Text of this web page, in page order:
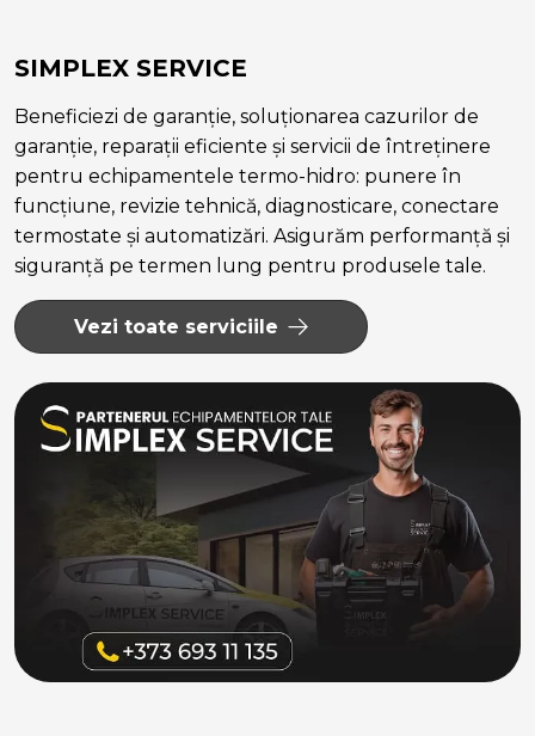
SIMPLEX SERVICE
Beneficiezi de garanție, soluționarea cazurilor de
garanție, reparații eficiente și servicii de întreținere
pentru echipamentele termo-hidro: punere în
funcțiune, revizie tehnică, diagnosticare, conectare
termostate și automatizări. Asigurăm performanță și
siguranță pe termen lung pentru produsele tale.
Vezi toate serviciile